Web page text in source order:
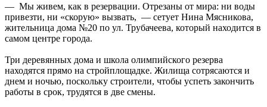
— Мы живем, как в резервации. Отрезаны от мира: ни воды
привезти, ни «скорую» вызвать, — сетует Нина Мясникова,
жительница дома №20 по ул. Трубачеева, который находится в
самом центре города.
Три деревянных дома и школа олимпийского резерва
находятся прямо на стройплощадке. Жилища сотрясаются и
днем и ночью, поскольку строители, чтобы успеть закончить
работы в срок, трудятся в две смены.